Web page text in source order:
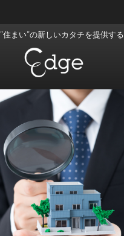
住まい”の新しいカタチを提供する